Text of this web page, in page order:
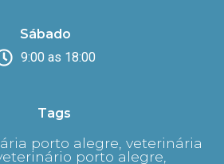
Sábado
9:00 as 18:00
Tags
porto alegre, veterinária
porto alegre,